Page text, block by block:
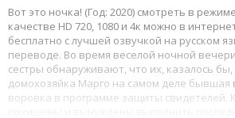
Вот это ночка! (Год: 2020) смотреть в
качестве HD 720, 1080 и 4к можно в
бесплатно с лучшей озвучкой на русском
переводе. Во время веселой ночной
сестры обнаруживают, что их, казалось
домохозяйка Марго на самом деле бывшая
воровка в программе защиты свидетелей.